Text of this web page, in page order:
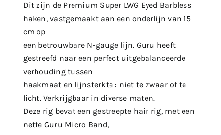
Dit zijn de Premium Super LWG Eyed Barbless
haken, vastgemaakt aan een onderlijn van 15
cm op
een betrouwbare N-gauge lijn. Guru heeft
gestreefd naar een perfect uitgebalanceerde
verhouding tussen
haakmaat en lijnsterkte : niet te zwaar of te
licht. Verkrijgbaar in diverse maten.
Deze rig bevat een gestreepte hair rig, met een
nette Guru Micro Band,